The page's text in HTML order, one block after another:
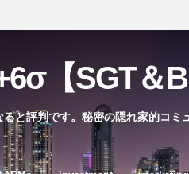
【SGT＆
と評判です。秘密の隠れ家的コミ